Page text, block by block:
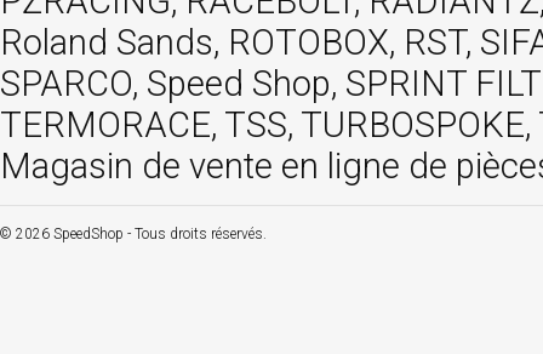
Roland Sands, ROTOBOX, RST,
SPARCO, Speed Shop, SPRINT
TERMORACE, TSS,
Magasin de vente en ligne de
© 2026 SpeedShop - Tous droits réservés.